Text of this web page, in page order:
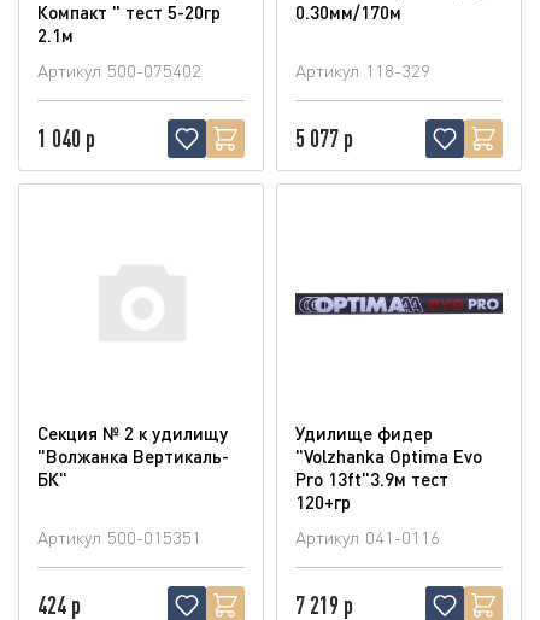
Компакт " тест 5-20гр
2.1м
Артикул 500-075402
1 040 р
0.30мм/170м
Артикул 118-329
5 077 р
Секция № 2 к удилищу
"Волжанка Вертикаль-
БК"
Артикул 500-015351
424 р
Удилище фидер
"Volzhanka Optima Evo
Pro 13ft"3.9м тест
120+гр
Артикул 041-0116
7 219 р